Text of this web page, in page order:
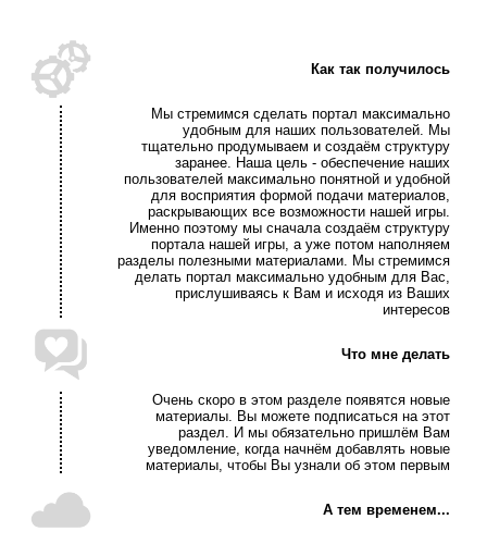
Как так получилось
Мы стремимся сделать портал максимально
удобным для наших пользователей. Мы
тщательно продумываем и создаём структуру
заранее. Наша цель - обеспечение наших
пользователей максимально понятной и удобной
для восприятия формой подачи материалов,
раскрывающих все возможности нашей игры.
Именно поэтому мы сначала создаём структуру
портала нашей игры, а уже потом наполняем
разделы полезными материалами. Мы стремимся
делать портал максимально удобным для Вас,
прислушиваясь к Вам и исходя из Ваших
интересов
Что мне делать
Очень скоро в этом разделе появятся новые
материалы. Вы можете подписаться на этот
раздел. И мы обязательно пришлём Вам
уведомление, когда начнём добавлять новые
материалы, чтобы Вы узнали об этом первым
А тем временем...